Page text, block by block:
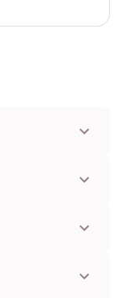
opciones sin
un número de